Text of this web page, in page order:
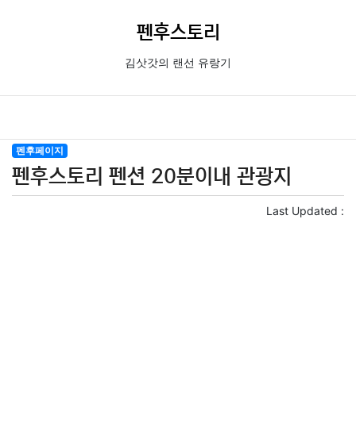
펜후스토리
김삿갓의 랜선 유랑기
펜후페이지
펜후스토리 펜션 20분이내 관광지
Last Updated :